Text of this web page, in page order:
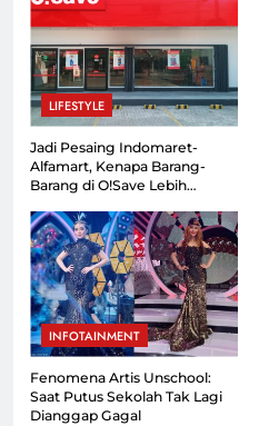
LIFESTYLE
Jadi Pesaing Indomaret-
Alfamart, Kenapa Barang-
Barang di O!Save Lebih
INFOTAINMENT
Fenomena Artis Unschool:
Saat Putus Sekolah Tak Lagi
Dianggap Gagal